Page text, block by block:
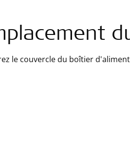
le couvercle du boîtier